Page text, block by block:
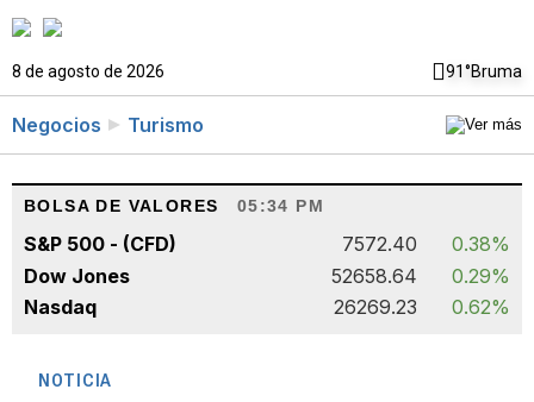
8 de agosto de 2026 91°Bruma
Negocios Turismo
BOLSA DE VALORES 05:34 PM
S&P 500 - (CFD) 7572.40
0.38%
Dow Jones
52658.64
0.29%
Nasdaq
26269.23 0.62%
NOTICIA